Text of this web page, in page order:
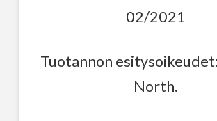
02/2021
Tuotannon
North.